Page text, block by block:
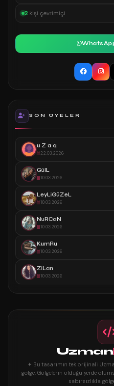
2 kişi çevrimiçi
SON ÜYELER
u Z a q
22.03.2026
GülL
10.03.2026
LeyLiGüZeL
10.03.2026
NuRCaN
10.03.2026
KumRu
10.03.2026
ZiLan
10.03.2026
Uzman
✦ Bu tasarımın tek orijinali
gölge. Gölgelerin olduğu yerde
sabırsızlıkla